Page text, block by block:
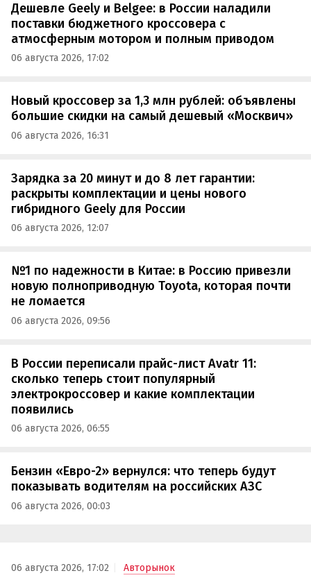
Дешевле Geely и Belgee: в России наладили
поставки бюджетного кроссовера с
атмосферным мотором и полным приводом
06 августа 2026, 17:02
Новый кроссовер за 1,3 млн рублей: объявлены
большие скидки на самый дешевый «Москвич»
06 августа 2026, 16:31
Зарядка за 20 минут и до 8 лет гарантии:
раскрыты комплектации и цены нового
гибридного Geely для России
06 августа 2026, 12:07
№1 по надежности в Китае: в Россию привезли
новую полноприводную Toyota, которая почти
не ломается
06 августа 2026, 09:56
В России переписали прайс-лист Avatr 11:
сколько теперь стоит популярный
электрокроссовер и какие комплектации
появились
06 августа 2026, 06:55
Бензин «Евро-2» вернулся: что теперь будут
показывать водителям на российских АЗС
06 августа 2026, 00:03
06 августа 2026, 17:02 Авторынок